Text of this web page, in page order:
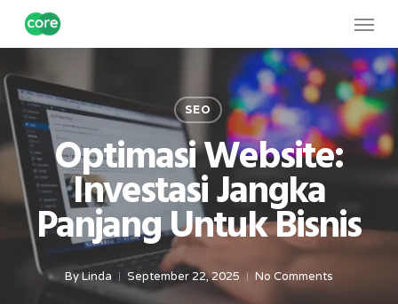
Skip
content
Menu
SEO
Optimasi Website:
Investasi Jangka
Panjang Untuk Bisnis
ByLinda September 22, 2025 No Comments